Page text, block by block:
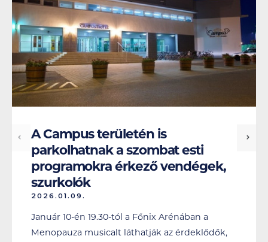
A Campus területén is
parkolhatnak a szombat esti
programokra érkező vendégek,
szurkolók
2026.01.09.
Január 10-én 19.30-tól a Főnix Arénában a
Menopauza musicalt láthatják az érdeklődők,